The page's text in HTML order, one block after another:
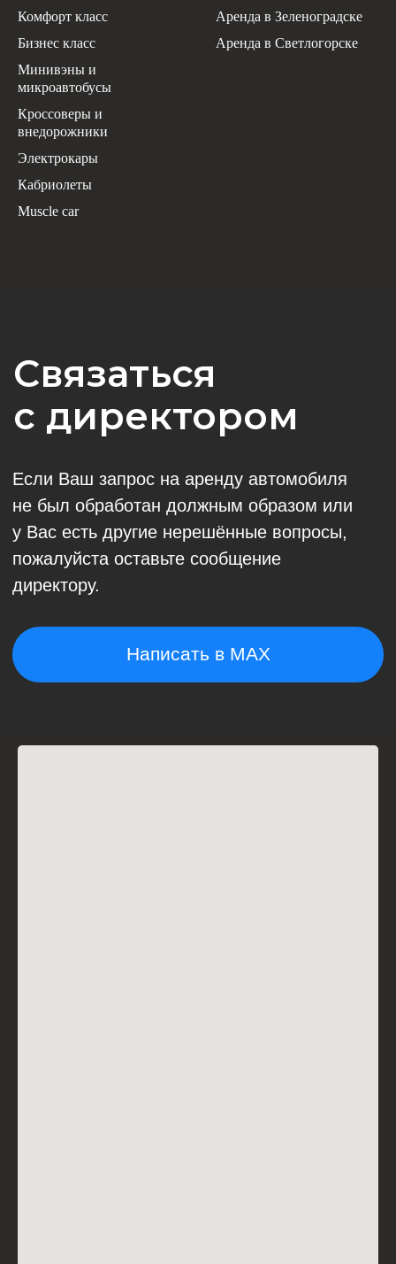
Комфорт класс
Бизнес класс
Минивэны и
микроавтобусы
Кроссоверы и
внедорожники
Электрокары
Кабриолеты
Muscle car
Аренда в Зеленоградске
Аренда в Светлогорске